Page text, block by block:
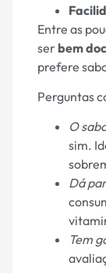
Entre as
serbem
prefere
Perguntas
O
sim.
Dá
Tem